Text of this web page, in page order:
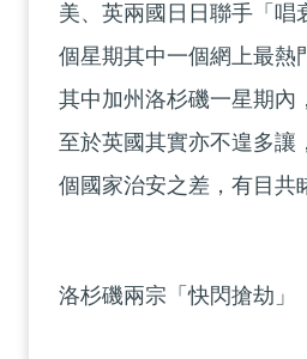
美、英兩國日日聯手「唱
個星期其中一個網上最熱
其中加州洛杉磯一星期內
至於英國其實亦不遑多讓
個國家治安之差，有目共
洛杉磯兩宗「快閃搶劫」